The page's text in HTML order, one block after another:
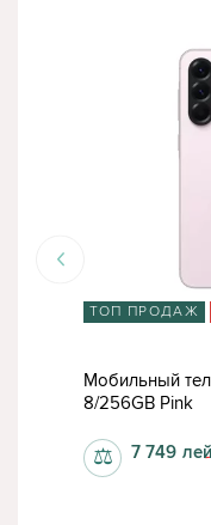
ТОП ПРОДАЖ
Мобильный
8/256GB Pink
7 749
⚖